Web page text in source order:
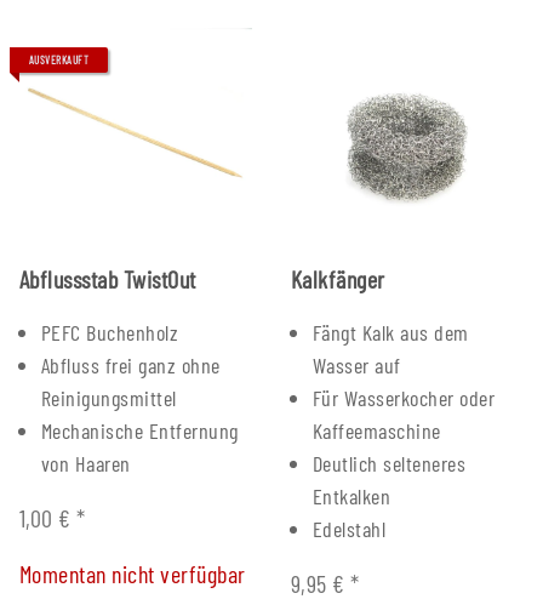
AUSVERKAUFT
Abflussstab TwistOut
PEFC Buchenholz
Abfluss frei ganz ohne
Reinigungsmittel
Mechanische Entfernung
von Haaren
1,00 €*
Momentan nicht verfügbar
Kalkfänger
Fängt Kalk aus dem
Wasser auf
Für Wasserkocher oder
Kaffeemaschine
Deutlich selteneres
Entkalken
Edelstahl
9,95 €*